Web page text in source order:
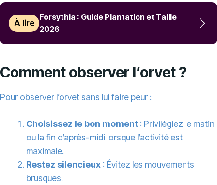
À lire
Forsythia : Guide Plantation et Taille
2026
Comment observer l’orvet ?
Pour observer l’orvet sans lui faire peur :
Choisissez le bon moment : Privilégiez le matin
ou la fin d’après-midi lorsque l’activité est
maximale.
Restez silencieux : Évitez les mouvements
brusques.